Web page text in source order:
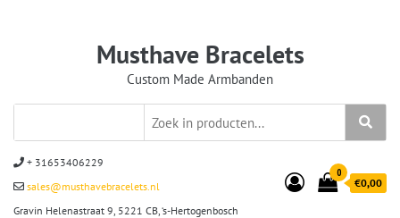
Musthave Bracelets
Custom Made Armbanden
+ 31653406229
sales@musthavebracelets.nl
Gravin Helenastraat 9, 5221 CB, ‘s-Hertogenbosch
0
€0,00